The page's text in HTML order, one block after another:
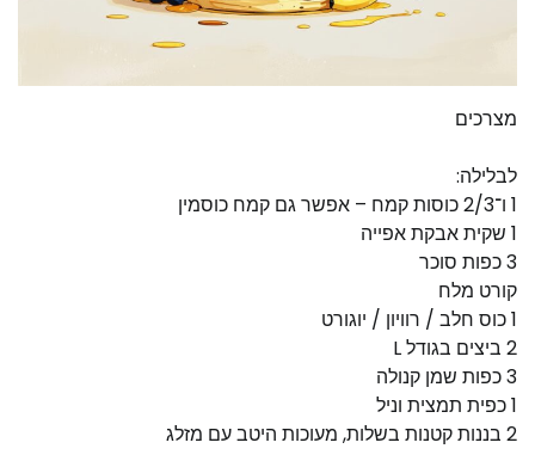
מצרכים
לבלילה:
1 ו־2/3 כוסות קמח – אפשר גם קמח כוסמין
1 שקית אבקת אפייה
3 כפות סוכר
קורט מלח
1 כוס חלב / רוויון / יוגורט
2 ביצים בגודל L
3 כפות שמן קנולה
1 כפית תמצית וניל
2 בננות קטנות בשלות, מעוכות היטב עם מזלג